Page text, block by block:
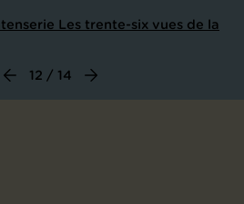
Les trente-six vues de la
12 / 14